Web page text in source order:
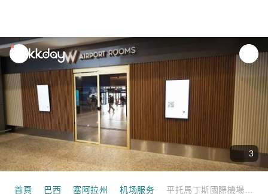
unread
notifications
3
首頁 巴西 塞阿拉州 机场服务